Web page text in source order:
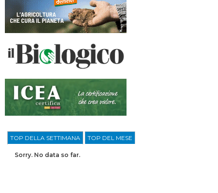
TOP DELLA SETTIMANA TOP DEL MESE
Sorry. No data so far.